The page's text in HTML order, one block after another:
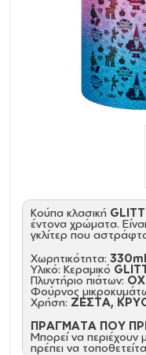
Κούπα κλασική
έντονα χρώματα.
γκλίτερ που
Χωρητικότητα:
Υλικό: Κεραμικό
Πλυντήριο πιάτων:
Φούρνος
Χρήση: ΖΕΣΤΑ,
ΠΡΑΓΜΑΤΑ ΠΟΥ
Μπορεί να περιέχουν
πρέπει να